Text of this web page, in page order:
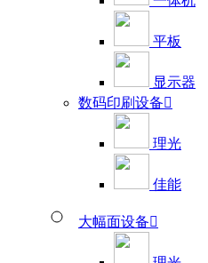
平板
显示器
数码印刷设备
理光
佳能
大幅面设备